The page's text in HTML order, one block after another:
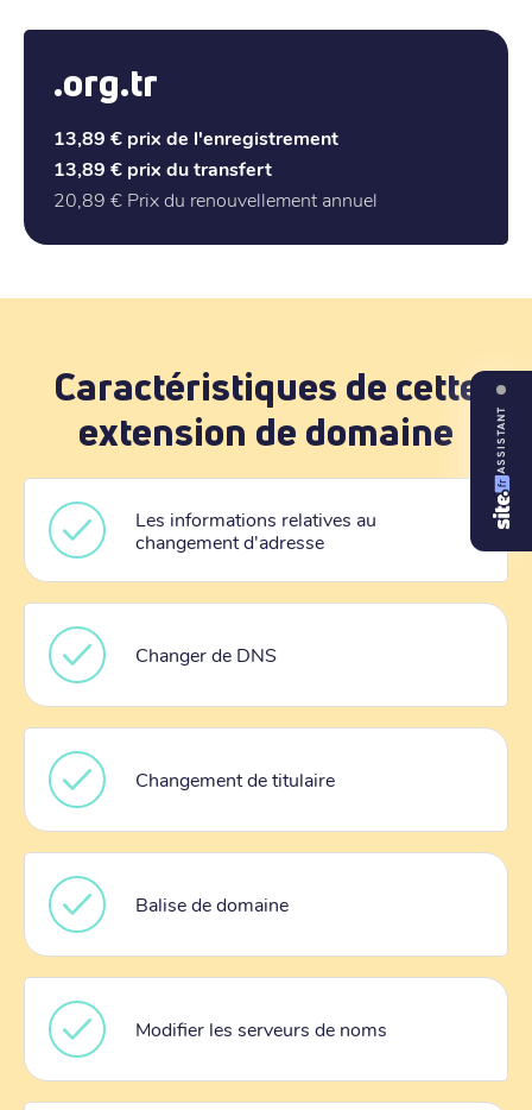
.org.tr
13,89 € prix de l'enregistrement
13,89 € prix du transfert
20,89 € Prix du renouvellement annuel
Caractéristiques de cette
extension de domaine
Les informations relatives au
changement d'adresse
Changer de DNS
Changement de titulaire
Balise de domaine
Modifier les serveurs de noms
ASSISTANT